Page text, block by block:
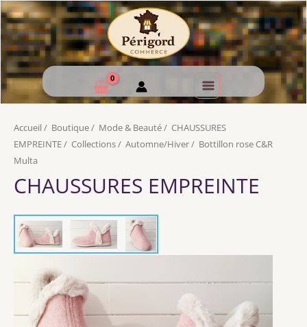
Accueil / Boutique/ Mode & Beauté/ CHAUSSURES
EMPREINTE/ Collections/ Automne/Hiver/ Bottillon rose C&R
Multa
CHAUSSURES EMPREINTE